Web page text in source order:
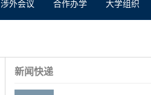
涉外会议 合作办学 大学组织
新闻快递